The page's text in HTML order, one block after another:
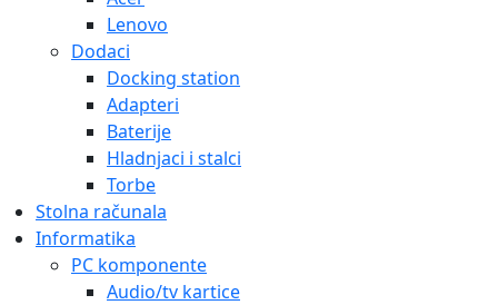
Lenovo
Dodaci
Docking station
Adapteri
Baterije
Hladnjaci i stalci
Torbe
Stolna računala
Informatika
PC komponente
Audio/tv kartice